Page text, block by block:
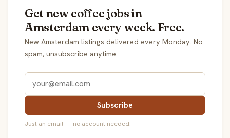
Get new coffee jobs in
Amsterdam every week. Free.
New Amsterdam listings delivered every Monday. No
spam, unsubscribe anytime.
Subscribe
Just an email — no account needed.